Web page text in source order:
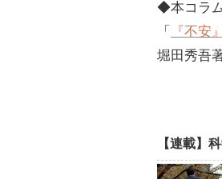
◆本コラ
「
『不安
堀田秀吾
【連載】